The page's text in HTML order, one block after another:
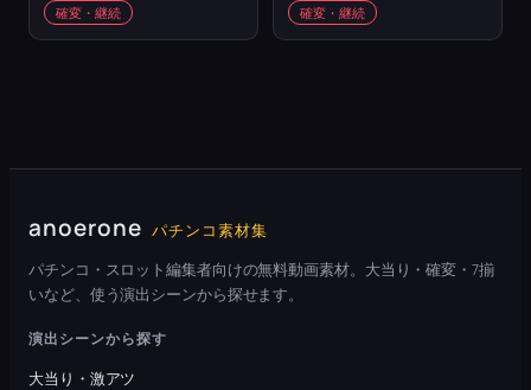
確変・継続 確変・継続
anoerone パチンコ素材集
パチンコ・スロット編集者向けの無料動画素材。大当り・確変・7揃
いなど、使う演出シーンから探せます。
演出シーンから探す
大当り・激アツ